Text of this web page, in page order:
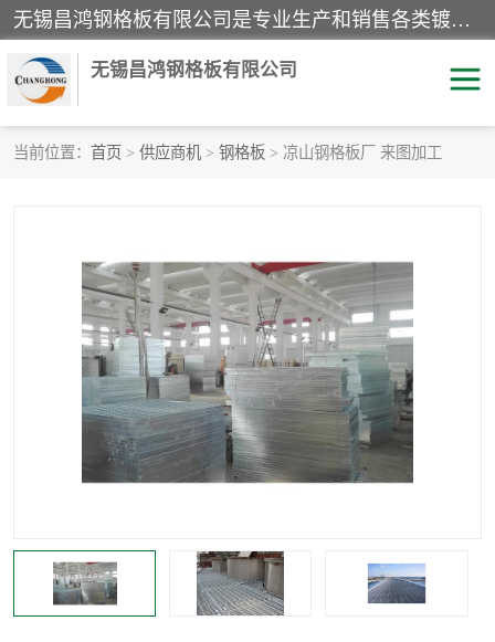
无锡昌鸿钢格板有限公司是专业生产和销售各类镀锌钢格板、镀锌钢格栅、不锈钢钢格及其相关产品的现代化企业。公司产品广泛运用于石油、化工、港口、电力、运输、造纸、医药、钢铁、食品、市政、房地产、制造业等各个领域。
无锡昌鸿钢格板有限公司
当前位置： 首页 > 供应商机 > 钢格板 > 凉山钢格板厂 来图加工
钢格栅
齿形钢格板 钢格板
热镀锌钢格板 复合钢格板
钢格栅踏步板 插接钢格板